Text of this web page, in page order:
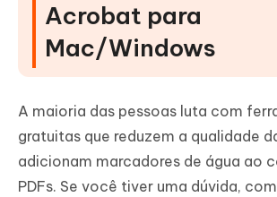
Acrobat para
Mac/Windows
A maioria das pessoas luta com
gratuitas que reduzem a qualidade
adicionam marcadores de água ao
PDFs. Se você tiver uma dúvida,